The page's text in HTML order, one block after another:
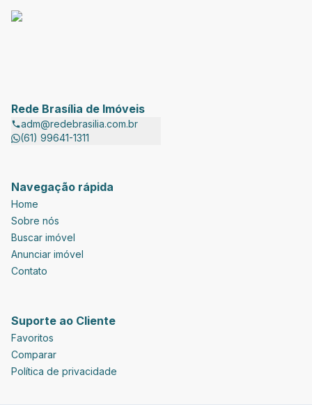
Rede Brasília de Imóveis
adm@redebrasilia.com.br
(61) 99641-1311
Navegação rápida
Home
Sobre nós
Buscar imóvel
Anunciar imóvel
Contato
Suporte ao Cliente
Favoritos
Comparar
Política de privacidade